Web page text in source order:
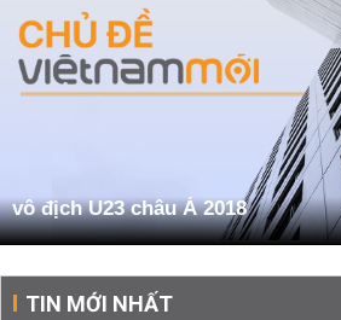
vô địch U23 châu Á 2018
TIN MỚI NHẤT